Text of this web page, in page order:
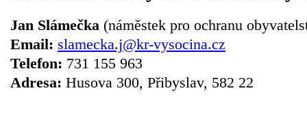
Jan Slámečka (náměstek pro ochranu
Email: slamecka.j@kr-vysocina.cz
Telefon: 731 155 963
Adresa: Husova 300, Přibyslav, 582 22